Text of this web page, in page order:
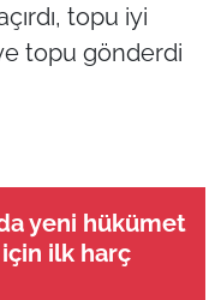
topu iyi
topu gönderdi
yeni hükümet
için ilk harç